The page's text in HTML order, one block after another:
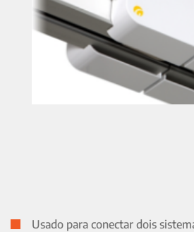
Usado para conectar dois